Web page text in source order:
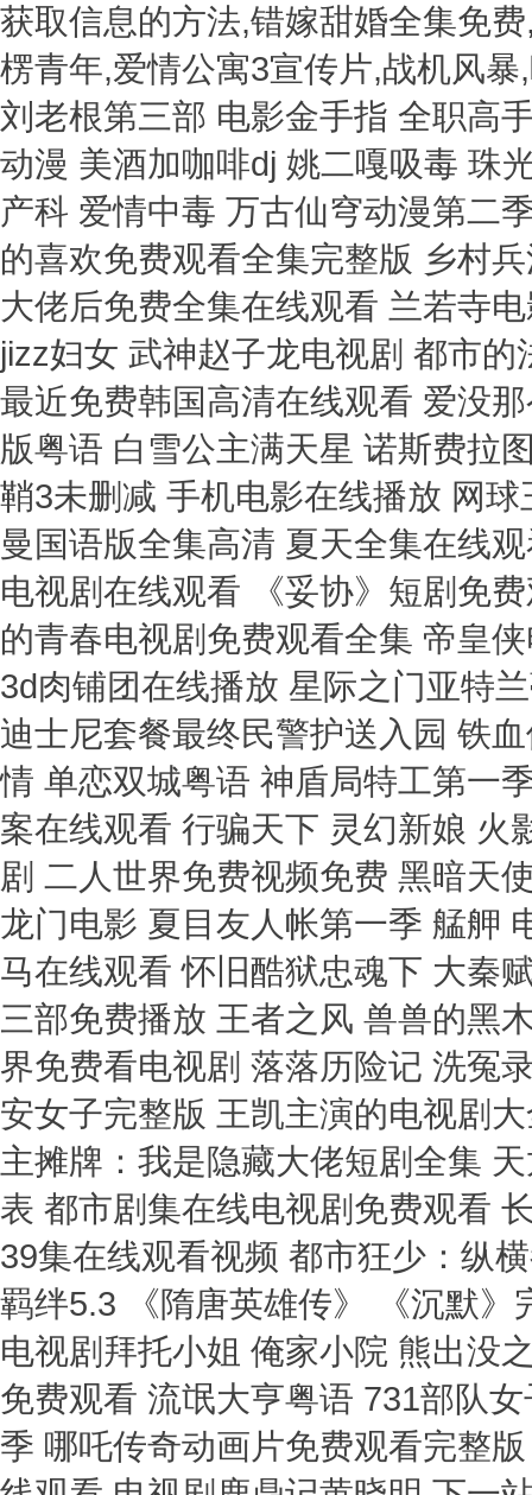
获取信息的方法,错嫁甜婚全集免
楞青年,爱情公寓3宣传片,战机风暴
刘老根第三部 电影金手指 全职高
动漫 美酒加咖啡dj 姚二嘎吸毒 珠
产科 爱情中毒 万古仙穹动漫第二
的喜欢免费观看全集完整版 乡村
大佬后免费全集在线观看 兰若寺
jizz妇女 武神赵子龙电视剧 都市
最近免费韩国高清在线观看 爱没
版粤语 白雪公主满天星 诺斯费拉
鞘3未删减 手机电影在线播放 网
曼国语版全集高清 夏天全集在线
电视剧在线观看 《妥协》短剧免
的青春电视剧免费观看全集 帝皇
3d肉铺团在线播放 星际之门亚特
迪士尼套餐最终民警护送入园 铁
情 单恋双城粤语 神盾局特工第一
案在线观看 行骗天下 灵幻新娘 火
剧 二人世界免费视频免费 黑暗天
龙门电影 夏目友人帐第一季 艋舺
马在线观看 怀旧酷狱忠魂下 大秦
三部免费播放 王者之风 兽兽的黑
界免费看电视剧 落落历险记 洗冤
安女子完整版 王凯主演的电视剧
主摊牌：我是隐藏大佬短剧全集
表 都市剧集在线电视剧免费观看
39集在线观看视频 都市狂少：纵
羁绊5.3 《隋唐英雄传》 《沉默
电视剧拜托小姐 俺家小院 熊出没
免费观看 流氓大亨粤语 731部队
季 哪吒传奇动画片免费观看完整